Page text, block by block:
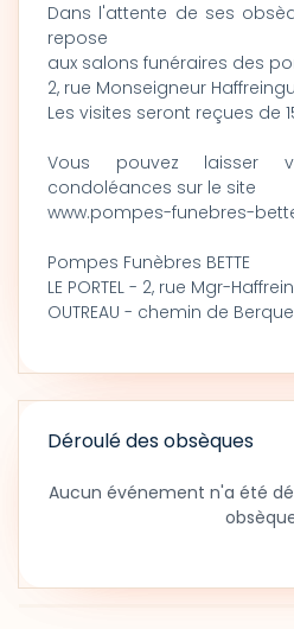
Dans l'attente de ses
repose
aux salons funéraires des
2, rue Monseigneur
Les visites seront reçues de
Vous pouvez laisser
condoléances sur le site
www.pompes-funebres-
Pompes Funèbres BETTE
LE PORTEL - 2, rue Mgr-
OUTREAU - chemin de
Déroulé des obsèques
Aucun événement n'a été